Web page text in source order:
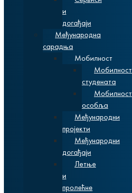
и
догађаји
Међународна
сарадња
Мобилност
Мобилност
студената
Мобилност
особља
Међународни
пројекти
Међународни
догађаји
Летње
и
пролећне